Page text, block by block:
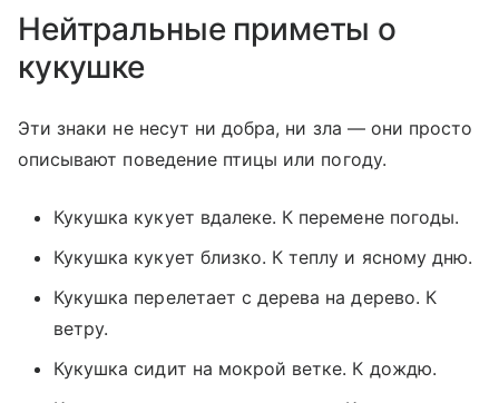
Нейтральные приметы о
кукушке
Эти знаки не несут ни добра, ни зла — они просто
описывают поведение птицы или погоду.
Кукушка кукует вдалеке. К перемене погоды.
Кукушка кукует близко. К теплу и ясному дню.
Кукушка перелетает с дерева на дерево. К
ветру.
Кукушка сидит на мокрой ветке. К дождю.